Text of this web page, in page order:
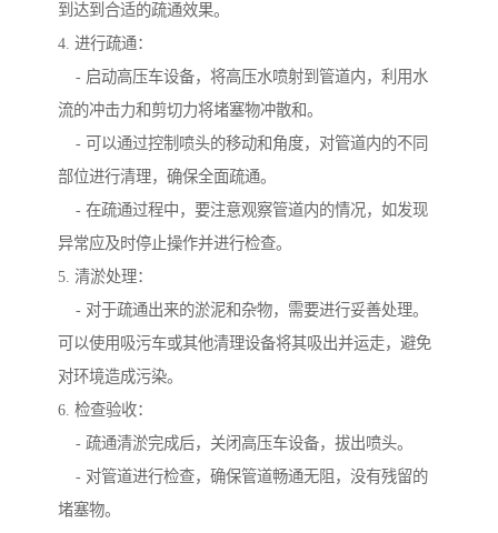
到达到合适的疏通效果。
4. 进行疏通：
- 启动高压车设备，将高压水喷射到管道内，利用水
流的冲击力和剪切力将堵塞物冲散和。
- 可以通过控制喷头的移动和角度，对管道内的不同
部位进行清理，确保全面疏通。
- 在疏通过程中，要注意观察管道内的情况，如发现
异常应及时停止操作并进行检查。
5. 清淤处理：
- 对于疏通出来的淤泥和杂物，需要进行妥善处理。
可以使用吸污车或其他清理设备将其吸出并运走，避免
对环境造成污染。
6. 检查验收：
- 疏通清淤完成后，关闭高压车设备，拔出喷头。
- 对管道进行检查，确保管道畅通无阻，没有残留的
堵塞物。